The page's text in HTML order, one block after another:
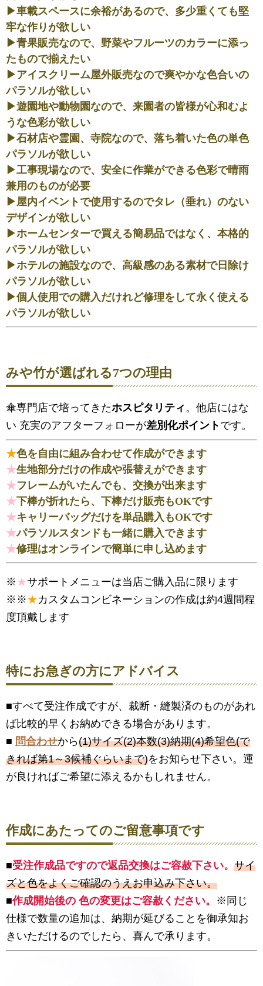
▶車載スペースに余裕があるので、多少重くても堅
牢な作りが欲しい
▶青果販売なので、野菜やフルーツのカラーに添っ
たもので揃えたい
▶アイスクリーム屋外販売なので爽やかな色合いの
パラソルが欲しい
▶遊園地や動物園なので、来園者の皆様が心和むよ
うな色彩が欲しい
▶石材店や霊園、寺院なので、落ち着いた色の単色
パラソルが欲しい
▶工事現場なので、安全に作業ができる色彩で晴雨
兼用のものが必要
▶屋内イベントで使用するのでタレ（垂れ）のない
デザインが欲しい
▶ホームセンターで買える簡易品ではなく、本格的
パラソルが欲しい
▶ホテルの施設なので、高級感のある素材で日除け
パラソルが欲しい
▶個人使用での購入だけれど修理をして永く使える
パラソルが欲しい
みや竹が選ばれる7つの理由
傘専門店で培ってきたホスピタリティ 。他店にはな
い 充実のアフターフォローが差別化ポイント です。
★色を自由に組み合わせて作成ができます
★生地部分だけの作成や張替えができます
★フレームがいたんでも、交換が出来ます
★下棒が折れたら、下棒だけ販売もOKです
★キャリーバッグだけを単品購入もOKです
★パラソルスタンドも一緒に購入できます
★修理はオンラインで簡単に申し込めます
※ ★サポートメニューは当店ご購入品に限ります
※※★カスタムコンビネーションの作成は約4週間程
度頂戴します
特にお急ぎの方にアドバイス
■すべて受注作成ですが、裁断・縫製済のものがあれ
ば比較的早くお納めできる場合があります。
■ 問合わせから(1)サイズ(2)本数(3)納期(4)希望色(で
きれば第1～3候補ぐらいまで)をお知らせ下さい。運
が良ければご希望に添えるかもしれません。
作成にあたってのご留意事項です
■受注作成品ですので返品交換はご容赦下さい。 サイ
ズと色をよくご確認のうえお申込み下さい。
■作成開始後の 色の変更はご容赦ください。 ※同じ
仕様で数量の追加は、納期が延びることを御承知お
きいただけるのでしたら、喜んで承ります。